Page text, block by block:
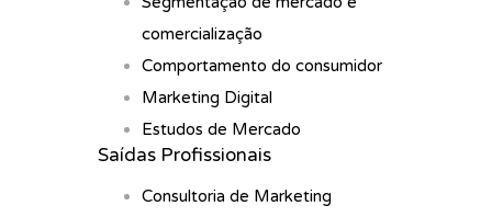
comercialização
Comportamento do consumidor
Marketing Digital
Estudos de Mercado
Saídas Profissionais
Consultoria de Marketing